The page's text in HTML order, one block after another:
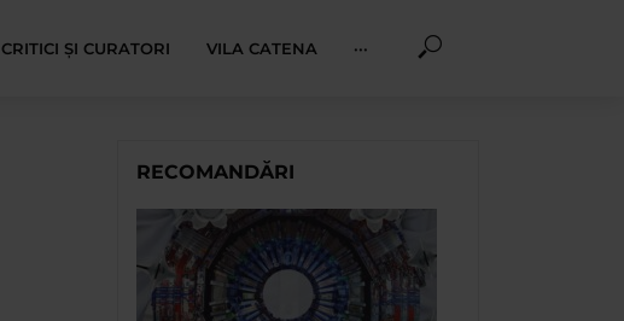
CRITICI ȘI CURATORI VILA CATENA ···
RECOMANDĂRI